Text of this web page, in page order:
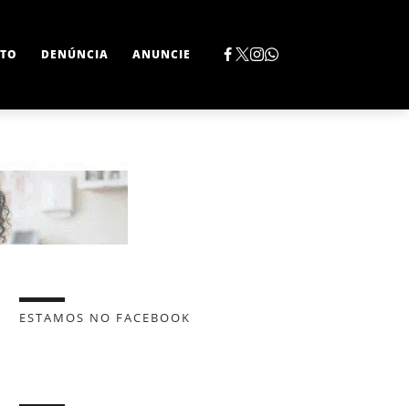
DENÚNCIA ANUNCIE
ESTAMOS NO FACEBOOK